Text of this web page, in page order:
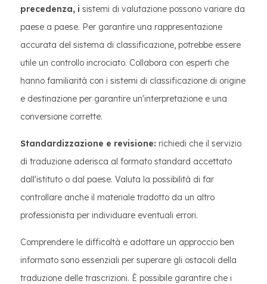
precedenza, i sistemi di valutazione possono variare da
paese a paese. Per garantire una rappresentazione
accurata del sistema di classificazione, potrebbe essere
utile un controllo incrociato. Collabora con esperti che
hanno familiarità con i sistemi di classificazione di origine
e destinazione per garantire un'interpretazione e una
conversione corrette.
Standardizzazione e revisione: richiedi che il servizio
di traduzione aderisca al formato standard accettato
dall'istituto o dal paese. Valuta la possibilità di far
controllare anche il materiale tradotto da un altro
professionista per individuare eventuali errori.
Comprendere le difficoltà e adottare un approccio ben
informato sono essenziali per superare gli ostacoli della
traduzione delle trascrizioni. È possibile garantire che i